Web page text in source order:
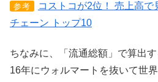
参考
コストコが2位！ 売上高
チェーン トップ10
ちなみに、「流通総額」で算出
16年にウォルマートを抜いて世